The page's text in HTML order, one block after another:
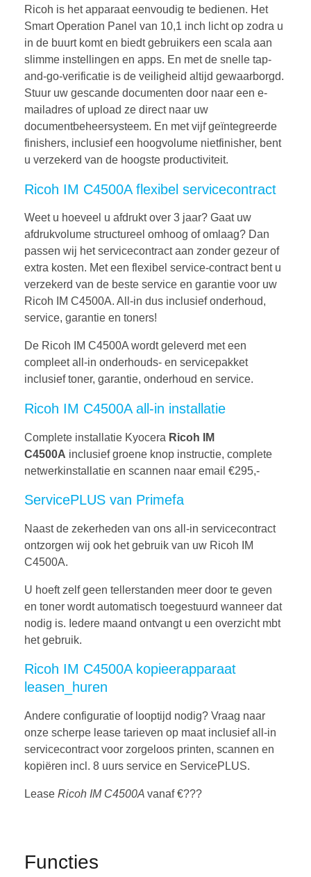
Ricoh is het apparaat eenvoudig te bedienen. Het
Smart Operation Panel van 10,1 inch licht op zodra u
in de buurt komt en biedt gebruikers een scala aan
slimme instellingen en apps. En met de snelle tap-
and-go-verificatie is de veiligheid altijd gewaarborgd.
Stuur uw gescande documenten door naar een e-
mailadres of upload ze direct naar uw
documentbeheersysteem. En met vijf geïntegreerde
finishers, inclusief een hoogvolume nietfinisher, bent
u verzekerd van de hoogste productiviteit.
Ricoh IM C4500A flexibel servicecontract
Weet u hoeveel u afdrukt over 3 jaar? Gaat uw
afdrukvolume structureel omhoog of omlaag? Dan
passen wij het servicecontract aan zonder gezeur of
extra kosten. Met een flexibel service-contract bent u
verzekerd van de beste service en garantie voor uw
Ricoh IM C4500A. All-in dus inclusief onderhoud,
service, garantie en toners!
De Ricoh IM C4500A wordt geleverd met een
compleet all-in onderhouds- en servicepakket
inclusief toner, garantie, onderhoud en service.
Ricoh IM C4500A all-in installatie
Complete installatie Kyocera Ricoh IM
C4500A inclusief groene knop instructie, complete
netwerkinstallatie en scannen naar email €295,-
ServicePLUS van Primefa
Naast de zekerheden van ons all-in servicecontract
ontzorgen wij ook het gebruik van uw Ricoh IM
C4500A.
U hoeft zelf geen tellerstanden meer door te geven
en toner wordt automatisch toegestuurd wanneer dat
nodig is. Iedere maand ontvangt u een overzicht mbt
het gebruik.
Ricoh IM C4500A kopieerapparaat
leasen_huren
Andere configuratie of looptijd nodig? Vraag naar
onze scherpe lease tarieven op maat inclusief all-in
servicecontract voor zorgeloos printen, scannen en
kopiëren incl. 8 uurs service en ServicePLUS.
Lease Ricoh IM C4500A vanaf €???
Functies